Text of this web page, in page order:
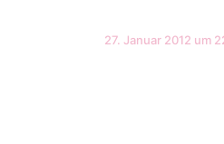
27. Januar 2012 um